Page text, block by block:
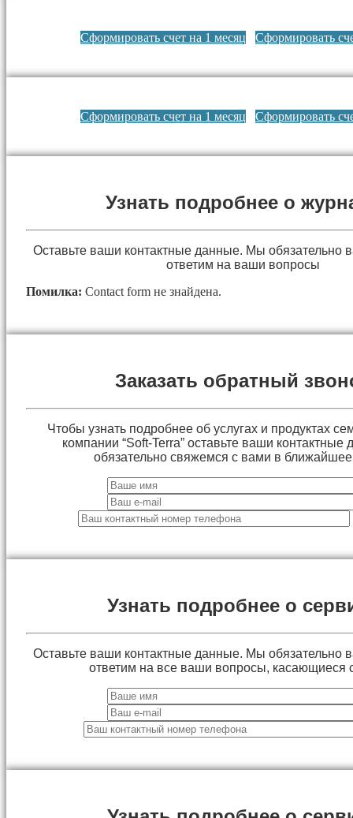
Сформировать счет на 1 месяц Сформировать
Сформировать счет на 1 месяц Сформировать
Узнать подробнее о
Оставьте ваши контактные данные. Мы обязательно
ответим на ваши вопросы
Помилка: Contact form не знайдена.
Заказать обратный
Чтобы узнать подробнее об услугах и продуктах
компании “Soft-Terra” оставьте ваши
обязательно свяжемся с вами в
Узнать подробнее о
Оставьте ваши контактные данные. Мы обязательно
ответим на все ваши вопросы, касающиеся